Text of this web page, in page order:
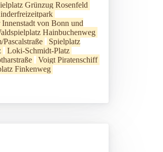
Grünzug Rosenfeld
von Bonn und
Hainbuchenweg
Spielplatz
Loki-Schmidt-Platz
Voigt Piratenschiff
Finkenweg